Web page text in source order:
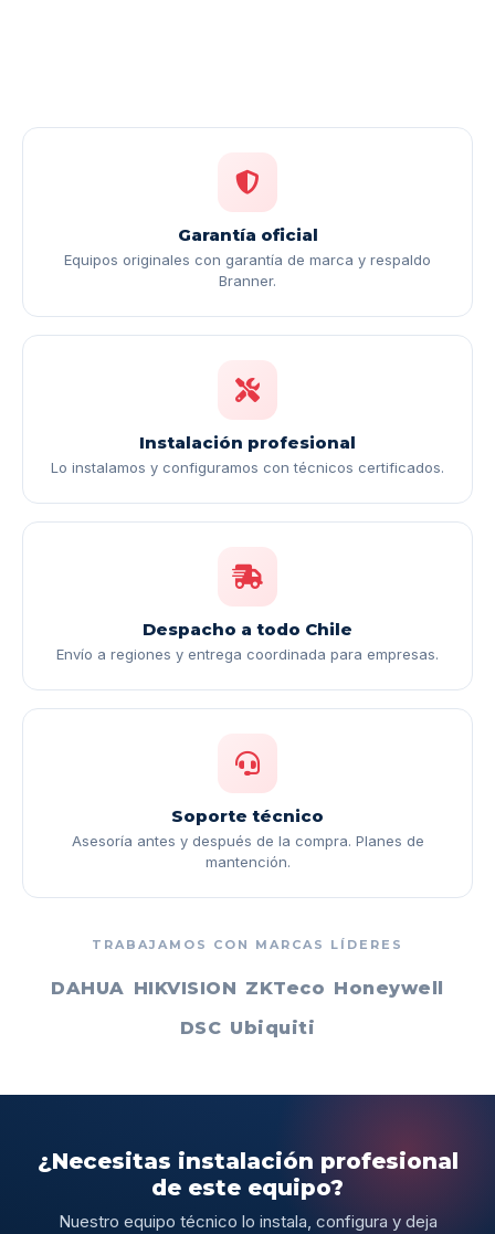
Garantía oficial
Equipos originales con garantía de marca y respaldo
Branner.
Instalación profesional
Lo instalamos y configuramos con técnicos certificados.
Despacho a todo Chile
Envío a regiones y entrega coordinada para empresas.
Soporte técnico
Asesoría antes y después de la compra. Planes de
mantención.
TRABAJAMOS CON MARCAS LÍDERES
DAHUA HIKVISION ZKTeco Honeywell
DSC Ubiquiti
¿Necesitas instalación profesional
de este equipo?
Nuestro equipo técnico lo instala, configura y deja